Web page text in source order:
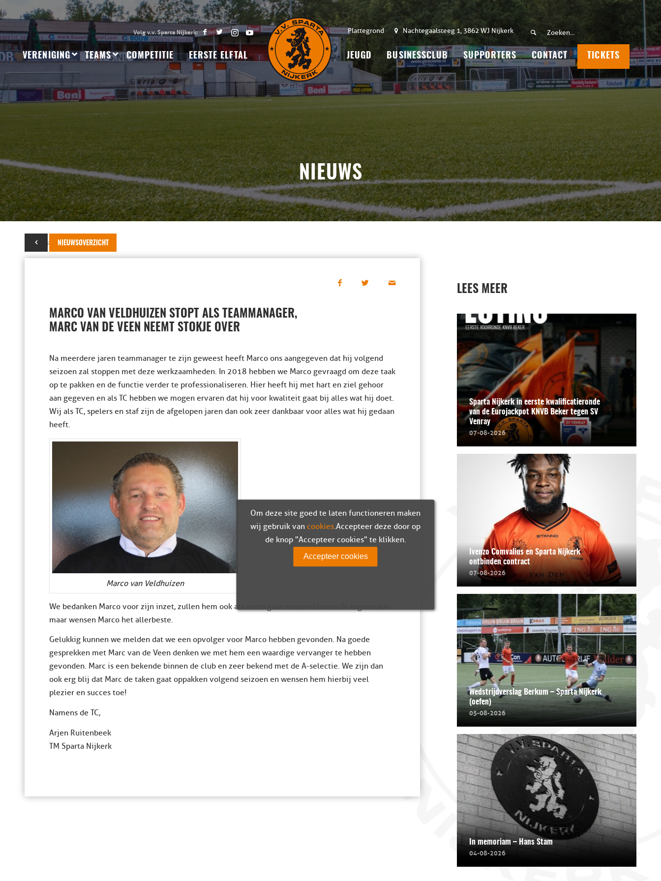
Plattegrond Nachtegaalsteeg 1, 3862 WJ Nijkerk
VERENIGING TEAMS COMPETITIE EERSTE ELFTAL JEUGD BUSINESSCLUB SUPPORTERS CONTACT TICKETS
NIEUWS
NIEUWSOVERZICHT
16 januari 2023
MARCO VAN VELDHUIZEN STOPT ALS TEAMMANAGER,
MARC VAN DE VEEN NEEMT STOKJE OVER
Na meerdere jaren teammanager te zijn geweest heeft Marco ons aangegeven dat hij volgend
seizoen zal stoppen met deze werkzaamheden. In 2018 hebben we Marco gevraagd om deze taak
op te pakken en de functie verder te professionaliseren. Hier heeft hij met hart en ziel gehoor
aan gegeven en als TC hebben we mogen ervaren dat hij voor kwaliteit gaat bij alles wat hij doet.
Wij als TC, spelers en staf zijn de afgelopen jaren dan ook zeer dankbaar voor alles wat hij gedaan
heeft.
Marco van Veldhuizen
We bedanken Marco voor zijn inzet, zullen hem ook als mens gaan missen binnen de organisatie
maar wensen Marco het allerbeste.
Gelukkig kunnen we melden dat we een opvolger voor Marco hebben gevonden. Na goede
gesprekken met Marc van de Veen denken we met hem een waardige vervanger te hebben
gevonden. Marc is een bekende binnen de club en zeer bekend met de A-selectie. We zijn dan
ook erg blij dat Marc de taken gaat oppakken volgend seizoen en wensen hem hierbij veel
plezier en succes toe!
Namens de TC,
Arjen Ruitenbeek
TM Sparta Nijkerk
LEES MEER
Sparta Nijkerk in eerste kwalificatieronde
van de Eurojackpot KNVB Beker tegen SV
Venray
07-08-2026
Ivenzo Comvalius en Sparta Nijkerk
ontbinden contract
07-08-2026
Wedstrijdverslag Berkum – Sparta Nijkerk
(oefen)
05-08-2026
In memoriam – Hans Stam
04-08-2026
Om deze site goed te laten functioneren maken
wij gebruik van cookies. Accepteer deze door op
de knop "Accepteer cookies" te klikken.
Accepteer cookies